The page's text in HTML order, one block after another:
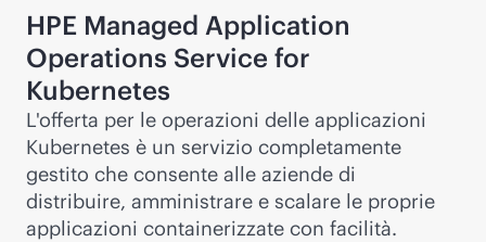
HPE Managed Application
Operations Service for
Kubernetes
L'offerta per le operazioni delle applicazioni
Kubernetes è un servizio completamente
gestito che consente alle aziende di
distribuire, amministrare e scalare le proprie
applicazioni containerizzate con facilità.